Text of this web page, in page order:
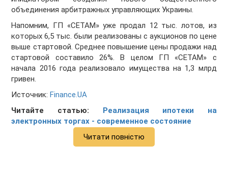
объединения арбитражных управляющих Украины.
Напомним, ГП «СЕТАМ» уже продал 12 тыс. лотов, из
которых 6,5 тыс. были реализованы с аукционов по цене
выше стартовой. Среднее повышение цены продажи над
стартовой составило 26%. В целом ГП «СЕТАМ» с
начала 2016 года реализовало имущества на 1,3 млрд
гривен.
Источник:Finance.UA
Читайте статью: Реализация ипотеки на
электронных торгах - современное состояние
Читати повністю